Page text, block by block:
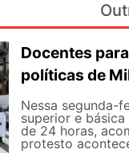
Docentes
políticas de
Nessa segunda-
superior e
de 24 horas,
protesto